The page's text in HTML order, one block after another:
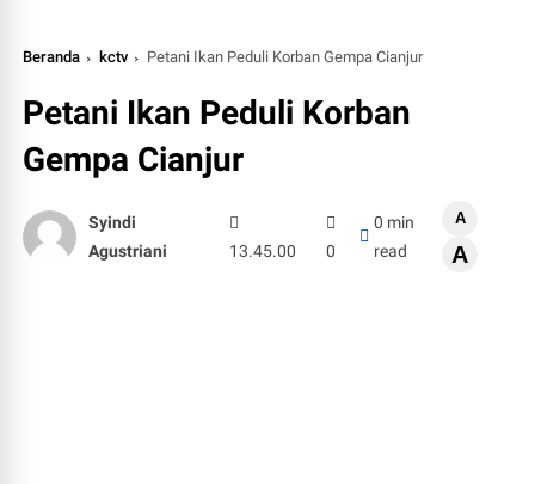
Beranda kctv Petani Ikan Peduli Korban Gempa Cianjur
Petani Ikan Peduli Korban
Gempa Cianjur
Syindi
Agustriani
13.45.00 0
0 min
read
A
A